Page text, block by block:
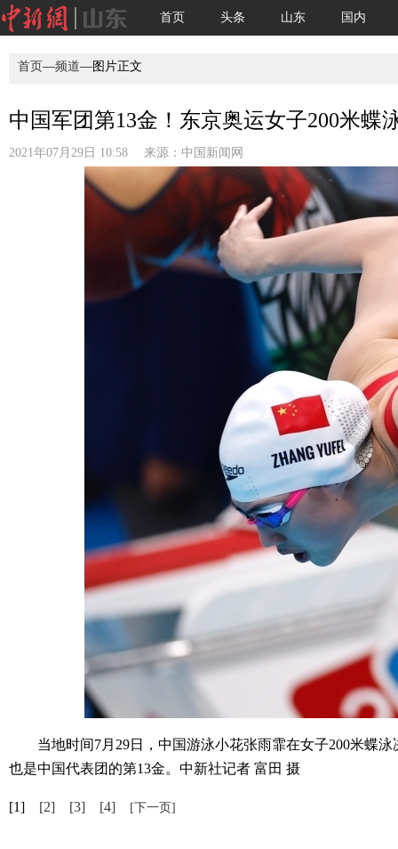
首页 头条 山东 国内
首页—频道—图片正文
中国军团第13金！东京奥运女子200米蝶
2021年07月29日 10:58 来源： 中国新闻网
当地时间7月29日，中国游泳小花张雨霏在女子200米蝶泳
也是中国代表团的第13金。中新社记者 富田 摄
[1] [2] [3] [4] [下一页]